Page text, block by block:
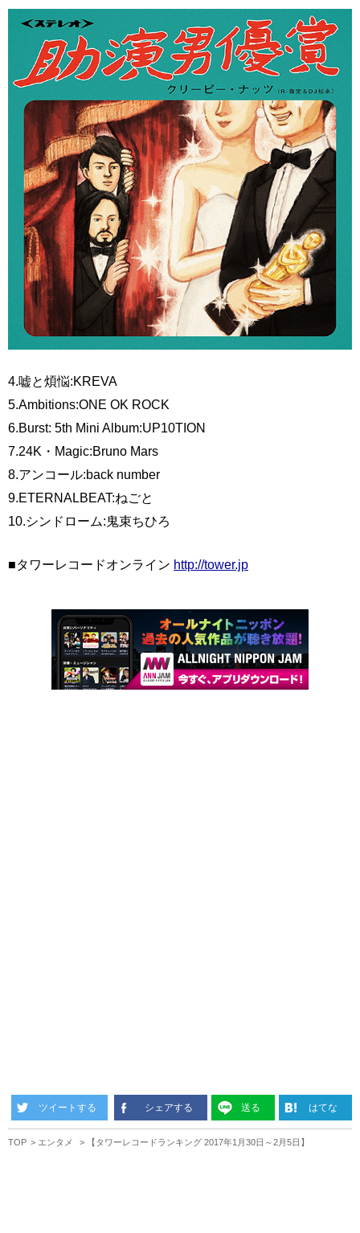
4.嘘と煩悩:KREVA
5.Ambitions:ONE OK ROCK
6.Burst: 5th Mini Album:UP10TION
7.24K・Magic:Bruno Mars
8.アンコール:back number
9.ETERNALBEAT:ねごと
10.シンドローム:鬼束ちひろ
■タワーレコードオンライン http://tower.jp
ツイートする シェアする 送る はてな
TOP エンタメ 【タワーレコードランキング 2017年1月30日～2月5日】